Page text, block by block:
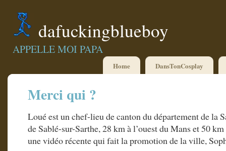
dafuckingblueboy
APPELLE MOI PAPA
Home DansTonCosplay
Merci qui ?
Loué est un chef-lieu de canton du département de la
de Sablé-sur-Sarthe, 28 km à l’ouest du Mans et 50
une vidéo récente qui fait la promotion de la ville,